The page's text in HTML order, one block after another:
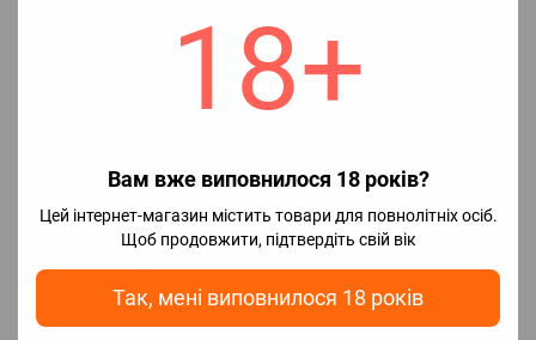
18+
Вам вже виповнилося 18 років?
Цей інтернет-магазин містить товари для повнолітніх осіб.
Щоб продовжити, підтвердіть свій вік
Так, мені виповнилося 18 років
119.00
Немає в наявності
26.02.2025 в 14:17
Дуже вдячний магазину easyvape за швидке та якісне
обслуговування!